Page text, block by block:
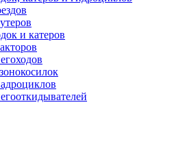
и катеров